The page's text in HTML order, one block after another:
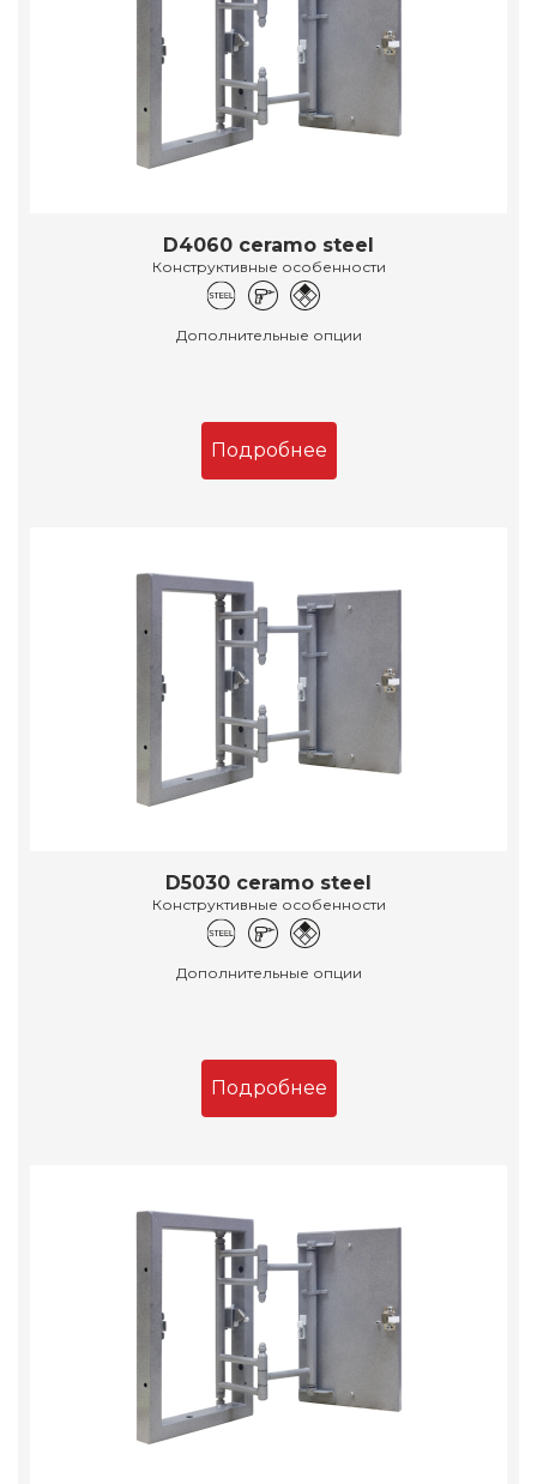
D4060 ceramo steel
Конструктивные особенности
Дополнительные опции
Подробнее
D5030 ceramo steel
Конструктивные особенности
Дополнительные опции
Подробнее